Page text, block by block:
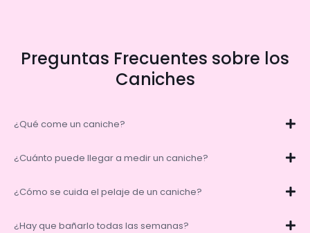
Preguntas Frecuentes sobre los
Caniches
¿Qué come un caniche?
¿Cuánto puede llegar a medir un caniche?
¿Cómo se cuida el pelaje de un caniche?
¿Hay que bañarlo todas las semanas?